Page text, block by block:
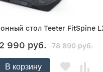
стол Teeter FitSpine
990 руб. 78 890 руб.
В корзину